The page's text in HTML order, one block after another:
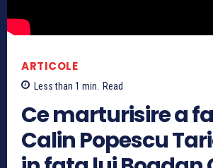
ARTICOLE
Less than 1 min. Read
Ce marturisire a
Calin Popescu